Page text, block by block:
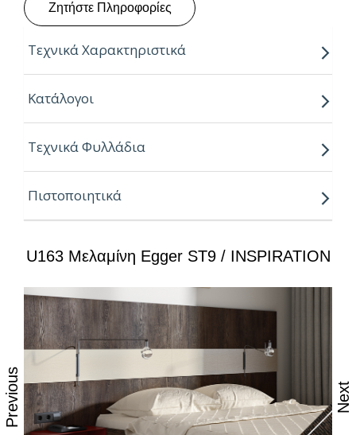
Ζητήστε Πληροφορίες
Τεχνικά Χαρακτηριστικά
Παραγόμενο μήκος:
Παραγόμενο πλάτος:2.07m
Πάχος: 8,16,18,25mm
Ιδιότητες:
– Εξαιρετική επιφάνεια, αναβαθμισμένες φινιτούρες
– Ανθεκτικότητα στη θερμότητα και τον ατμό
– Υψηλές αντοχές στη καθημερινή φθορά από τριβή,
– Δυνατότητα εύκολου καθημερινού καθαρισμού
– Επιφάνεια απόλυτα υγιεινή
Κατάλογοι
Τεχνικά Φυλλάδια
Πιστοποιητικά
U163 Μελαμίνη Egger ST9 / INSPIRATION
Previous Next